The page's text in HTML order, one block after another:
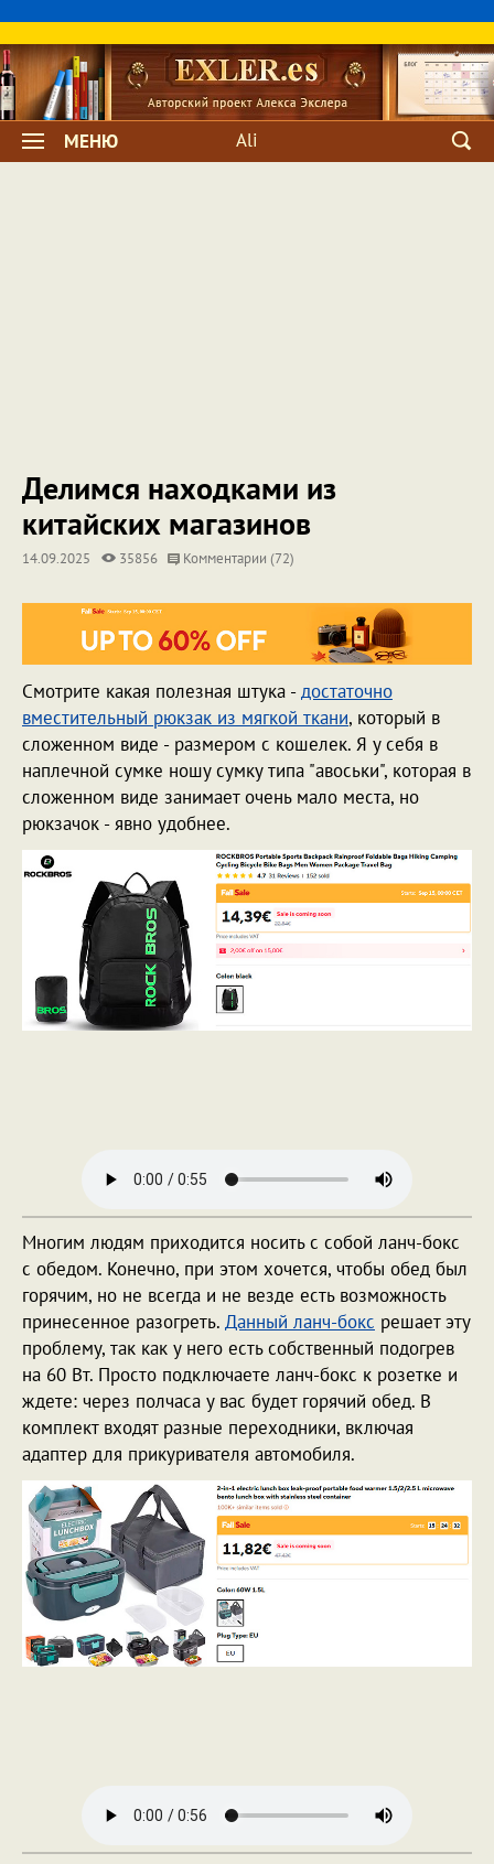
МЕНЮ Ali
Делимся находками из
китайских магазинов
14.09.2025 35856 Комментарии (72)
Смотрите какая полезная штука -достаточно
вместительный рюкзак из мягкой ткани, который в
сложенном виде - размером с кошелек. Я у себя в
наплечной сумке ношу сумку типа "авоськи", которая в
сложенном виде занимает очень мало места, но
рюкзачок - явно удобнее.
Многим людям приходится носить с собой ланч-бокс
с обедом. Конечно, при этом хочется, чтобы обед был
горячим, но не всегда и не везде есть возможность
принесенное разогреть. Данный ланч-бокс решает эту
проблему, так как у него есть собственный подогрев
на 60 Вт. Просто подключаете ланч-бокс к розетке и
ждете: через полчаса у вас будет горячий обед. В
комплект входят разные переходники, включая
адаптер для прикуривателя автомобиля.